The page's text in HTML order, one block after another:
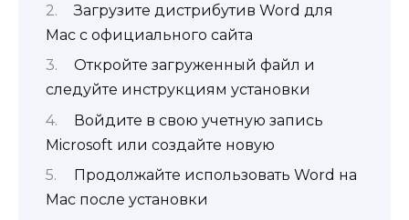
Загрузите дистрибутив Word для
Mac с официального сайта
Откройте загруженный файл и
следуйте инструкциям установки
Войдите в свою учетную запись
Microsoft или создайте новую
Продолжайте использовать Word на
Mac после установки